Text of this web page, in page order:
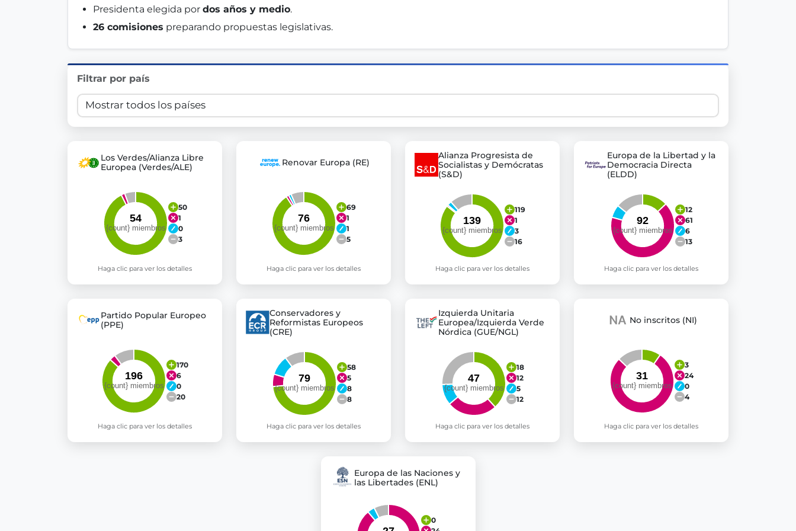
Innovation in Transparency
Check Some Votes (CSV) , one of Germany's most advanced transparency platforms, which lets citizens explore thousands of EU Parliament votes in a clear
Get Involved
Become a member:Join us to advance digital democracy and transparency in Germany and Europe.
Contribute your skills in technology, design, policy, or activism.
Support democracy:Help us strengthen accountability and bring politics closer to citizens.
Presidenta elegida por dos años y medio.
26 comisiones preparando propuestas legislativas.
Filtrar por país
Los Verdes/Alianza Libre
Europea (Verdes/ALE)
50
1
0
3
Haga clic para ver los detalles
Renovar Europa (RE)
69
1
1
5
Haga clic para ver los detalles
Alianza Progresista de
Socialistas y Demócratas
(S&D)
119
1
3
16
Haga clic para ver los detalles
Europa de la Libertad y la
Democracia Directa
(ELDD)
12
61
6
13
Haga clic para ver los detalles
Partido Popular Europeo
(PPE)
170
6
0
20
Haga clic para ver los detalles
Conservadores y
Reformistas Europeos
(CRE)
58
5
8
8
Haga clic para ver los detalles
Izquierda Unitaria
Europea/Izquierda Verde
Nórdica (GUE/NGL)
18
12
5
12
Haga clic para ver los detalles
No inscritos (NI)
3
24
0
4
Haga clic para ver los detalles
Europa de las Naciones y
las Libertades (ENL)
0